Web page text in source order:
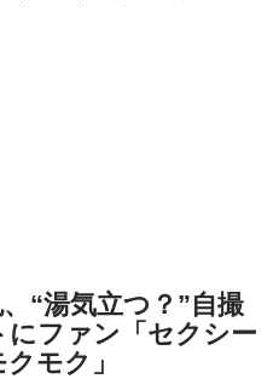
“湯気立つ？”自撮
にファン「セクシー
モク」